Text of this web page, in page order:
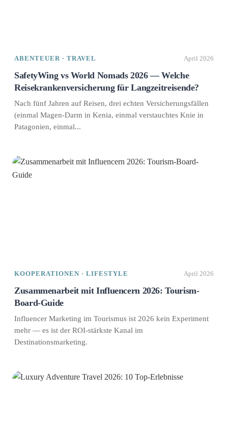
ABENTEUER · TRAVEL April 2026
SafetyWing vs World Nomads 2026 — Welche
Reisekrankenversicherung für Langzeitreisende?
Nach fünf Jahren auf Reisen, drei echten Versicherungsfällen
(einmal Magen-Darm in Kenia, einmal verstauchtes Knie in
Patagonien, einmal...
KOOPERATIONEN · LIFESTYLE April 2026
Zusammenarbeit mit Influencern 2026: Tourism-
Board-Guide
Influencer Marketing im Tourismus ist 2026 kein Experiment
mehr — es ist der ROI-stärkste Kanal im
Destinationsmarketing.